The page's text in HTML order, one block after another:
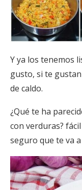
Y ya los tenemos
gusto, si te
de caldo.
¿Qué te ha
con verduras?
seguro que te va